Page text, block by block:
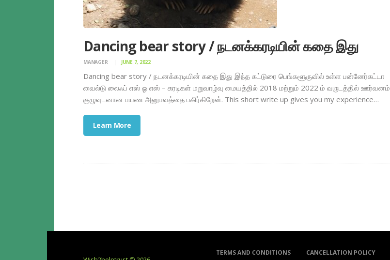
Dancing bear story / நடனக்கரடியின் கதை இது
MANAGER JUNE 7, 2022
Dancing bear story / நடனக்கரடியின் கதை இது இந்த கட்டுரை பெங்களூருவில் உள்ள பன்னேர்கட்டா
வைல்டு லைஃப் எஸ் ஓ எஸ் – கரடிகள் மறுவாழ்வு மையத்தில் 2018 மற்றும் 2022 ம் வருடத்தில் ஊர்வனம்
குழுவுடனான பயண அனுபவத்தை பகிர்கிறேன். This short write up gives you my experience…
Learn More
TERMS AND CONDITIONS CANCELLATION POLICY